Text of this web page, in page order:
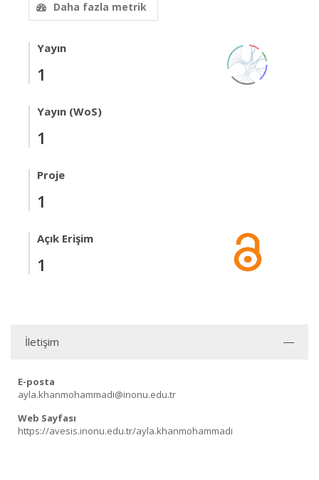
Daha fazla metrik
Yayın
1
Yayın (WoS)
1
Proje
1
Açık Erişim
1
İletişim
E-posta
ayla.khanmohammadi@inonu.edu.tr
Web Sayfası
https://avesis.inonu.edu.tr/ayla.khanmohammadi